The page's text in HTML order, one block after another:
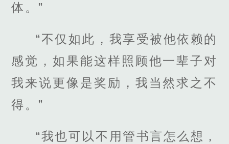
体。”
“不仅如此，我享受被他依赖的
感觉，如果能这样照顾他一辈子对
我来说更像是奖励，我当然求之不
得。”
“我也可以不用管书言怎么想，